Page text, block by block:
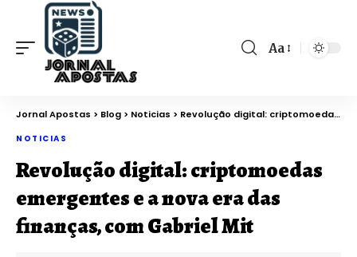
Aa
Jornal Apostas > Blog > Noticias > Revolução digital: criptomoedas emergentes e a nova era das finanças, com Gabriel Mit
NOTICIAS
Revolução digital: criptomoedas
emergentes e a nova era das
finanças, com Gabriel Mit